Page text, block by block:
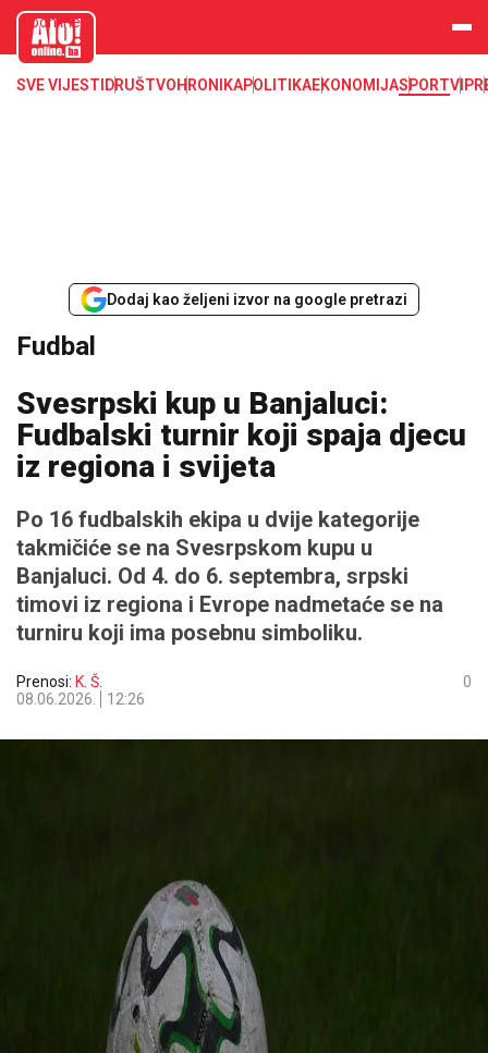
aloonline.b
SVE VIJESTI DRUŠTVOHRONIKAPOLITIKAEKONOMIJASPORTVIP
Dodaj kao željeni izvor na google pretrazi
Fudbal
Svesrpski kup u Banjaluci:
Fudbalski turnir koji spaja djecu
iz regiona i svijeta
Po 16 fudbalskih ekipa u dvije kategorije
takmičiće se na Svesrpskom kupu u
Banjaluci. Od 4. do 6. septembra, srpski
timovi iz regiona i Evrope nadmetaće se na
turniru koji ima posebnu simboliku.
Prenosi: K. Š.
08.06.2026.
12:26
0